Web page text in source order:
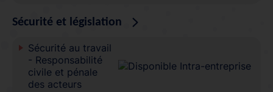
Sécurité et législation
Sécurité au travail
- Responsabilité
civile et pénale
des acteurs